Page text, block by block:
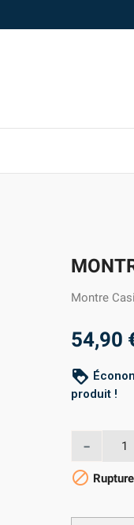
Montre
54,90
loyalty
produit !
